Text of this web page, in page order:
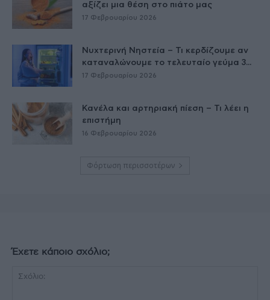
αξίζει μια θέση στο πιάτο μας
17 Φεβρουαρίου 2026
Νυχτερινή Νηστεία – Τι κερδίζουμε αν
καταναλώνουμε το τελευταίο γεύμα 3...
17 Φεβρουαρίου 2026
Κανέλα και αρτηριακή πίεση – Τι λέει η
επιστήμη
16 Φεβρουαρίου 2026
Φόρτωση περισσοτέρων
Έχετε κάποιο σχόλιο;